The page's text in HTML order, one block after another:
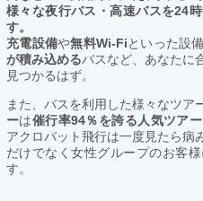
様々な夜行バス・高速バスを24
す。
充電設備や無料Wi-Fiといった設
が積み込めるバスなど、あなたに
見つかるはず。
また、バスを利用した様々なツア
ーは催行率94％を誇る人気ツア
アクロバット飛行は一度見たら病
だけでなく女性グループのお客
す。